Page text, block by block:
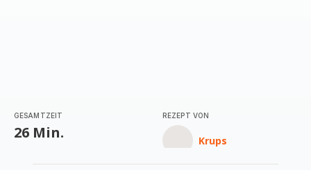
GESAMTZEIT
26 Min.
REZEPT VON
Krups